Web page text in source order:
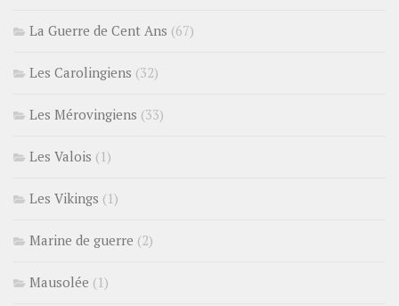
La Guerre de Cent Ans (67)
Les Carolingiens (32)
Les Mérovingiens (33)
Les Valois (1)
Les Vikings (1)
Marine de guerre (2)
Mausolée (1)